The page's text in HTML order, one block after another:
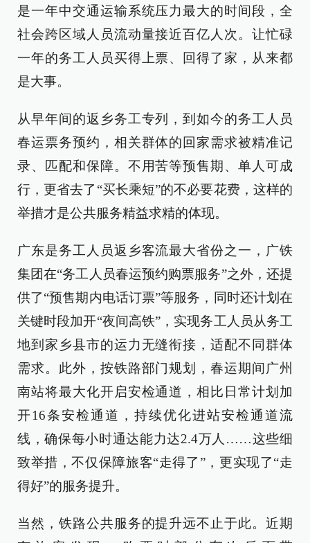
是一年中交通运输系统压力最大的时间段，全
社会跨区域人员流动量接近百亿人次。让忙碌
一年的务工人员买得上票、回得了家，从来都
是大事。
从早年间的返乡务工专列，到如今的务工人员
春运票务预约，相关群体的回家需求被精准记
录、匹配和保障。不用苦等预售期、单人可成
行，更省去了“买长乘短”的不必要花费，这样的
举措才是公共服务精益求精的体现。
广东是务工人员返乡客流最大省份之一，广铁
集团在“务工人员春运预约购票服务”之外，还提
供了“预售期内电话订票”等服务，同时还计划在
关键时段加开“夜间高铁”，实现务工人员从务工
地到家乡县市的运力无缝衔接，适配不同群体
需求。此外，按铁路部门规划，春运期间广州
南站将最大化开启安检通道，相比日常计划加
开16条安检通道，持续优化进站安检通道流
线，确保每小时通达能力达2.4万人……这些细
致举措，不仅保障旅客“走得了”，更实现了“走
得好”的服务提升。
当然，铁路公共服务的提升远不止于此。近期